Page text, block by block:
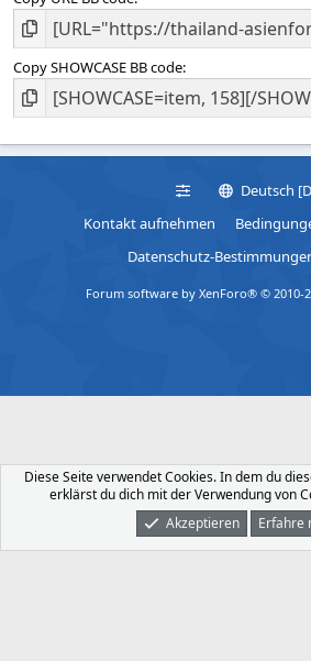
Copy SHOWCASE BB code
Deutsch
Kontakt aufnehmen
Datenschutz-
Forum software by XenForo® © 2010-
Was Ist Neu Dunkler Modus
Diese Seite verwendet Cookies. In dem du
erklärst du dich mit der Verwendung von
Akzeptieren
Erfahre